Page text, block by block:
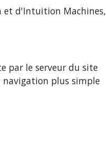
et d'Intuition Machines,
par le serveur du site
navigation plus simple